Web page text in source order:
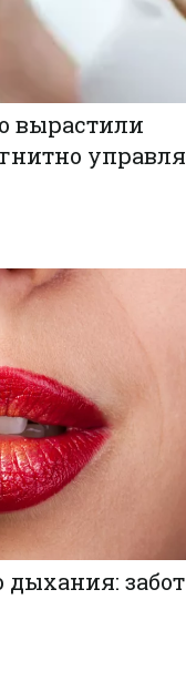
вырастили